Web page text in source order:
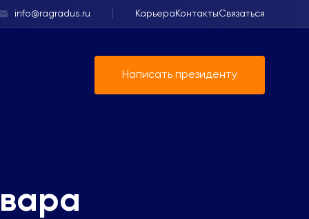
info@ragradus.ru Карьера КонтактыСвязаться
Написать президенту